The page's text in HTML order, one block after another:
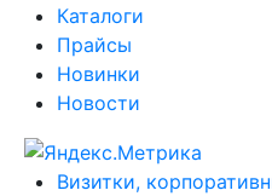
Каталоги
Прайсы
Новинки
Новости
Визитки,